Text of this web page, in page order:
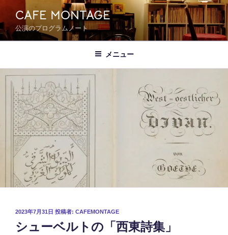
テ
ン
へ
ス
CAFE MONTAGE
公演のプログラムノート
メニュー
投
日:
2023年7月31日 投稿者: CAFEMONTAGE
シューベルトの「西東詩集」